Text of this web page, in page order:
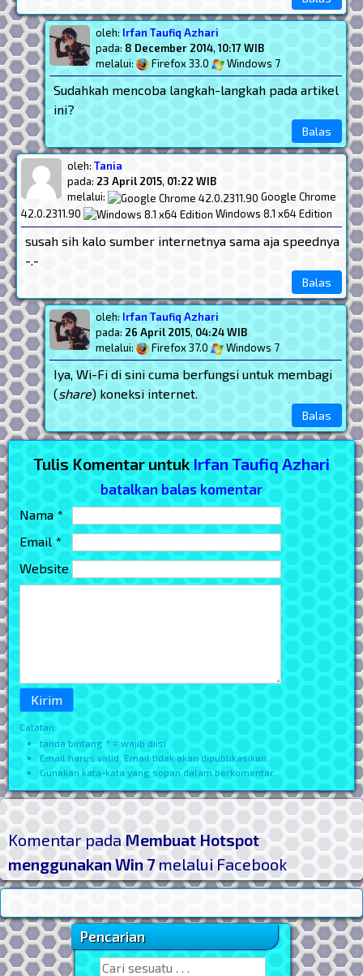
oleh: Irfan Taufiq Azhari
pada: 8 December 2014,10:17 WIB
melalui:
Firefox 33.0 Windows 7
Sudahkah mencoba langkah-langkah pada artikel
ini?
Balas
oleh: Tania
pada: 23 April 2015, 01:22 WIB
melalui:
Google Chrome
42.0.2311.90
Windows 8.1 x64 Edition
susah sih kalo sumber internetnya sama aja speednya
-.-
Balas
oleh: Irfan Taufiq Azhari
pada: 26 April 2015, 04:24 WIB
melalui:
Firefox 37.0 Windows 7
Iya, Wi-Fi di sini cuma berfungsi untuk membagi
(share) koneksi internet.
Balas
Tulis Komentar untuk Irfan Taufiq Azhari
batalkan balas komentar
Nama *
Email *
Website
Catatan:
tanda bintang * = wajib diisi
Email harus valid. Email tidak akan dipublikasikan.
Gunakan kata-kata yang sopan dalam berkomentar.
Komentar padaMembuat Hotspot
menggunakan Win 7melalui Facebook
Sidebar Utama
Pencarian
Search for: